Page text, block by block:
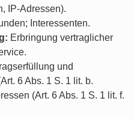
IP-Adressen).
Interessenten.
Erbringung vertraglicher
und
6 Abs. 1 S. 1 lit. b.
(Art. 6 Abs. 1 S. 1 lit. f.